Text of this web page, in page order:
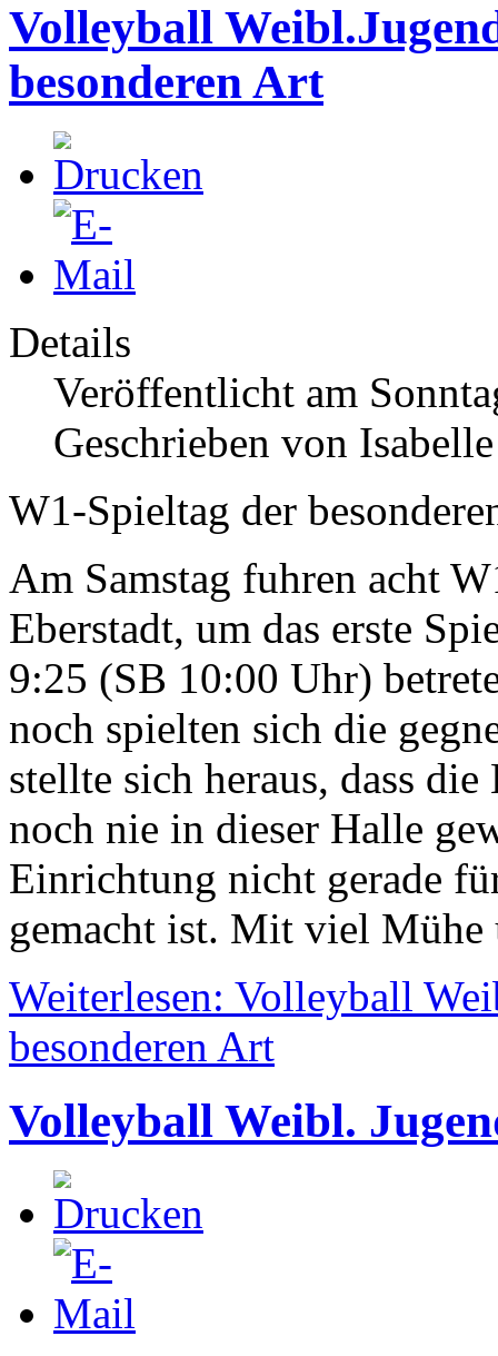
Volleyball
besonderen Art
Details
Veröffentlicht am
Geschrieben von
W1-Spieltag der
Am Samstag fuhren acht
Eberstadt, um das erste
9:25 (SB 10:00 Uhr)
noch spielten sich die
stellte sich heraus, dass
noch nie in dieser Halle
Einrichtung nicht gerade
gemacht ist. Mit viel
Weiterlesen: Volleyball
besonderen Art
Volleyball Weibl.